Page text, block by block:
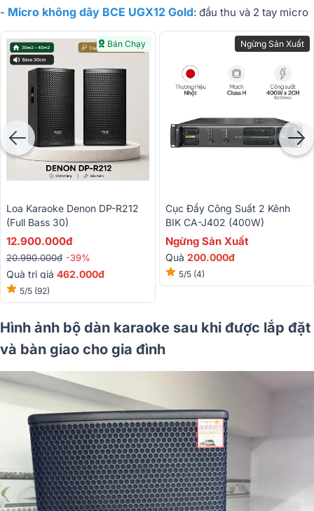
- Micro không dây BCE UGX12 Gold: đầu thu và 2 tay micro
Bán Chạy
Loa Karaoke Denon DP-R212
(Full Bass 30)
12.900.000đ
20.990.000đ -39%
Quà trị giá 462.000đ
5/5 (92)
Ngừng Sản Xuất
Cục Đẩy Công Suất 2 Kênh
BIK CA-J402 (400W)
Ngừng Sản Xuất
Quà 200.000đ
5/5 (4)
Hình ảnh bộ dàn karaoke sau khi được lắp đặt
và bàn giao cho gia đình